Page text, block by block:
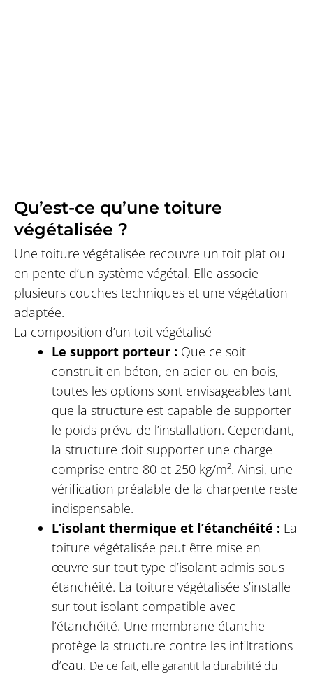
Qu’est-ce qu’une toiture
végétalisée ?
Une toiture végétalisée recouvre un toit plat ou
en pente d’un système végétal. Elle associe
plusieurs couches techniques et une végétation
adaptée.
La composition d’un toit végétalisé
Le support porteur : Que ce soit
construit en béton, en acier ou en bois,
toutes les options sont envisageables tant
que la structure est capable de supporter
le poids prévu de l’installation. Cependant,
la structure doit supporter une charge
comprise entre 80 et 250 kg/m². Ainsi, une
vérification préalable de la charpente reste
indispensable.
L’isolant thermique et l’étanchéité : La
toiture végétalisée peut être mise en
œuvre sur tout type d’isolant admis sous
étanchéité. La toiture végétalisée s’installe
sur tout isolant compatible avec
l’étanchéité. Une membrane étanche
protège la structure contre les infiltrations
d’eau. De ce fait, elle garantit la durabilité du